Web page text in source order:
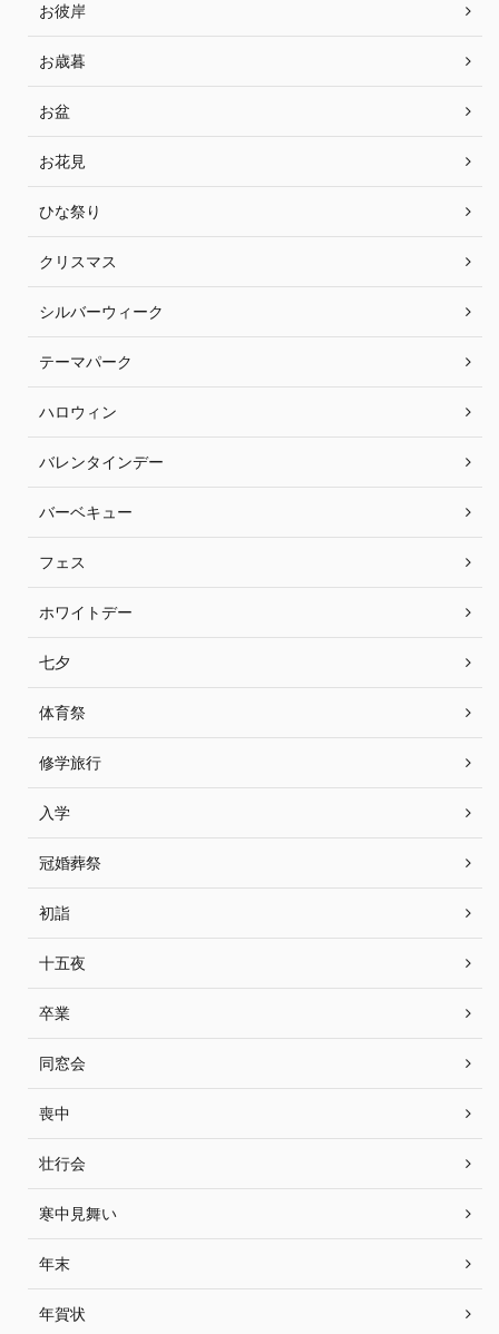
お彼岸
お歳暮
お盆
お花見
ひな祭り
クリスマス
シルバーウィーク
テーマパーク
ハロウィン
バレンタインデー
バーベキュー
フェス
ホワイトデー
七夕
体育祭
修学旅行
入学
冠婚葬祭
初詣
十五夜
卒業
同窓会
喪中
壮行会
寒中見舞い
年末
年賀状